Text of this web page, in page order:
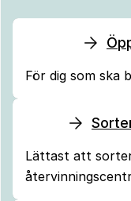
För dig som ska
Lättast att